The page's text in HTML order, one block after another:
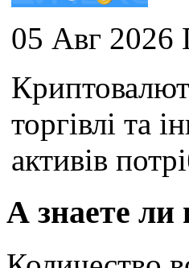
05 Авг 2026
торгівлі та
активів
А знаете ли